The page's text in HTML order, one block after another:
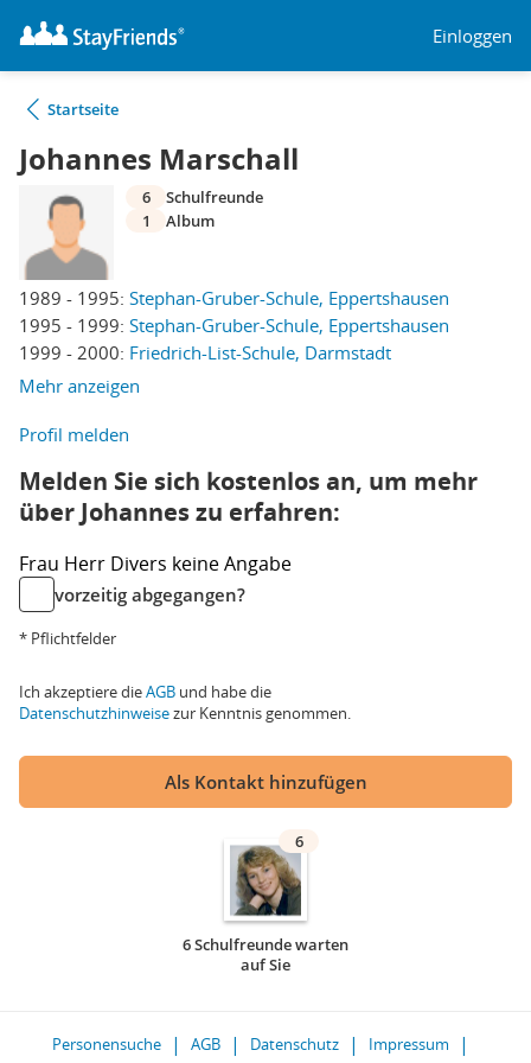
Einloggen
Startseite
Johannes Marschall
1989 - 1995: Stephan-Gruber-Schule, Eppertshausen
1995 - 1999: Stephan-Gruber-Schule, Eppertshausen
1999 - 2000: Friedrich-List-Schule, Darmstadt
Mehr anzeigen
6
Schulfreunde
1
Album
Profil melden
Melden Sie sich kostenlos an, um mehr
über Johannes zu erfahren:
Frau Herr Divers keine Angabe
vorzeitig abgegangen?
* Pflichtfelder
Ich akzeptiere dieAGB und habe die
Datenschutzhinweisezur Kenntnis genommen.
Als Kontakt hinzufügen
6
6 Schulfreunde warten
auf Sie
Personensuche AGB Datenschutz
Impressum